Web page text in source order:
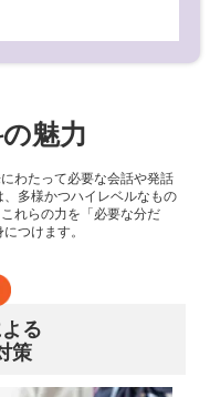
魅力
わたって必要な会話や発話
多様かつハイレベルなもの
れらの力を「必要な分だ
つけます。
る
策